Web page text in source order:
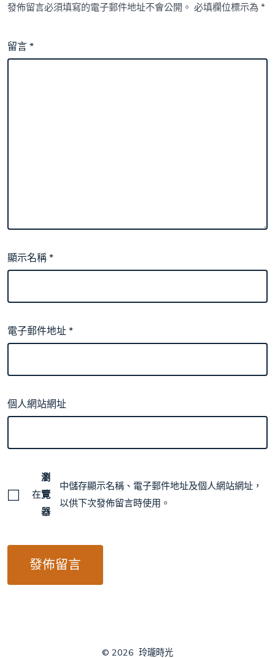
發佈留言必須填寫的電子郵件地址不會公開。 必填欄位標示為*
留言*
顯示名稱*
電子郵件地址*
個人網站網址
在
瀏
覽
器
中儲存顯示名稱、電子郵件地址及個人網站網址，
以供下次發佈留言時使用。
© 2026 玲瓏時光